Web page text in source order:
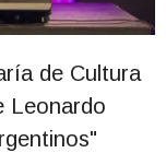
de Cultura
Leonardo